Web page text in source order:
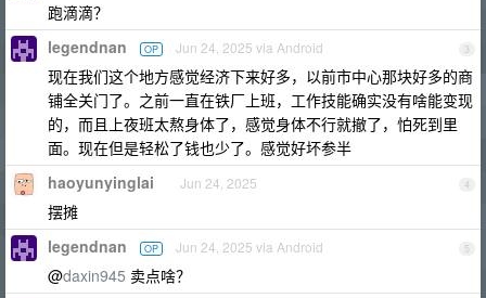
跑滴滴？
3
legendnan OP Jun 24, 2025 via Android
现在我们这个地方感觉经济下来好多，以前市中心那块好多的商
铺全关门了。之前一直在铁厂上班，工作技能确实没有啥能变现
的，而且上夜班太熬身体了，感觉身体不行就撤了，怕死到里
面。现在但是轻松了钱也少了。感觉好坏参半
4
haoyunyinglai Jun 24, 2025
摆摊
5
legendnan OP Jun 24, 2025 via Android
@daxin945 卖点啥？